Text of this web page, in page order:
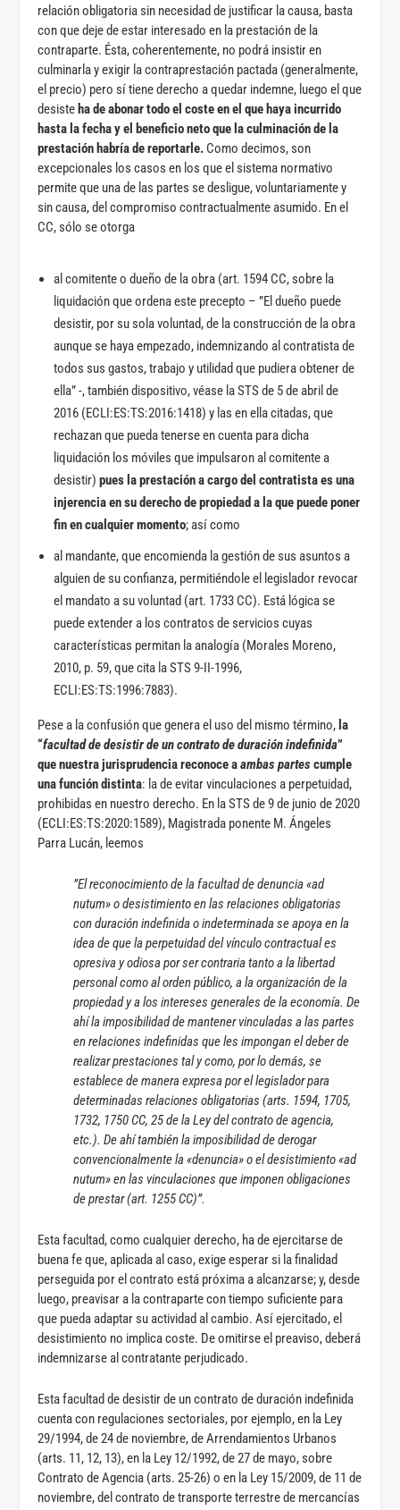
relación obligatoria sin necesidad de justificar la causa, basta
con que deje de estar interesado en la prestación de la
contraparte. Ésta, coherentemente, no podrá insistir en
culminarla y exigir la contraprestación pactada (generalmente,
el precio) pero sí tiene derecho a quedar indemne, luego el que
desiste ha de abonar todo el coste en el que haya incurrido
hasta la fecha y el beneficio neto que la culminación de la
prestación habría de reportarle. Como decimos, son
excepcionales los casos en los que el sistema normativo
permite que una de las partes se desligue, voluntariamente y
sin causa, del compromiso contractualmente asumido. En el
CC, sólo se otorga
al comitente o dueño de la obra (art. 1594 CC, sobre la
liquidación que ordena este precepto – ”El dueño puede
desistir, por su sola voluntad, de la construcción de la obra
aunque se haya empezado, indemnizando al contratista de
todos sus gastos, trabajo y utilidad que pudiera obtener de
ella” -, también dispositivo, véase la STS de 5 de abril de
2016 (ECLI:ES:TS:2016:1418) y las en ella citadas, que
rechazan que pueda tenerse en cuenta para dicha
liquidación los móviles que impulsaron al comitente a
desistir) pues la prestación a cargo del contratista es una
injerencia en su derecho de propiedad a la que puede poner
fin en cualquier momento; así como
al mandante, que encomienda la gestión de sus asuntos a
alguien de su confianza, permitiéndole el legislador revocar
el mandato a su voluntad (art. 1733 CC). Está lógica se
puede extender a los contratos de servicios cuyas
características permitan la analogía (Morales Moreno,
2010, p. 59, que cita la STS 9-II-1996,
ECLI:ES:TS:1996:7883).
Pese a la confusión que genera el uso del mismo término, la
“facultad de desistir de un contrato de duración indefinida”
que nuestra jurisprudencia reconoce aambas partescumple
una función distinta: la de evitar vinculaciones a perpetuidad,
prohibidas en nuestro derecho. En la STS de 9 de junio de 2020
(ECLI:ES:TS:2020:1589), Magistrada ponente M. Ángeles
Parra Lucán, leemos
”El reconocimiento de la facultad de denuncia «ad
nutum» o desistimiento en las relaciones obligatorias
con duración indefinida o indeterminada se apoya en la
idea de que la perpetuidad del vínculo contractual es
opresiva y odiosa por ser contraria tanto a la libertad
personal como al orden público, a la organización de la
propiedad y a los intereses generales de la economía. De
ahí la imposibilidad de mantener vinculadas a las partes
en relaciones indefinidas que les impongan el deber de
realizar prestaciones tal y como, por lo demás, se
establece de manera expresa por el legislador para
determinadas relaciones obligatorias (arts. 1594, 1705,
1732, 1750 CC, 25 de la Ley del contrato de agencia,
etc.). De ahí también la imposibilidad de derogar
convencionalmente la «denuncia» o el desistimiento «ad
nutum» en las vinculaciones que imponen obligaciones
de prestar (art. 1255 CC)”.
Esta facultad, como cualquier derecho, ha de ejercitarse de
buena fe que, aplicada al caso, exige esperar si la finalidad
perseguida por el contrato está próxima a alcanzarse; y, desde
luego, preavisar a la contraparte con tiempo suficiente para
que pueda adaptar su actividad al cambio. Así ejercitado, el
desistimiento no implica coste. De omitirse el preaviso, deberá
indemnizarse al contratante perjudicado.
Esta facultad de desistir de un contrato de duración indefinida
cuenta con regulaciones sectoriales, por ejemplo, en la Ley
29/1994, de 24 de noviembre, de Arrendamientos Urbanos
(arts. 11, 12, 13), en la Ley 12/1992, de 27 de mayo, sobre
Contrato de Agencia (arts. 25-26) o en la Ley 15/2009, de 11 de
noviembre, del contrato de transporte terrestre de mercancías